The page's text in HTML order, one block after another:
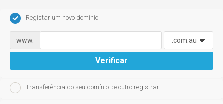
Registar um novo domínio
www.
Verificar
Transferência do seu domínio de outro registrar